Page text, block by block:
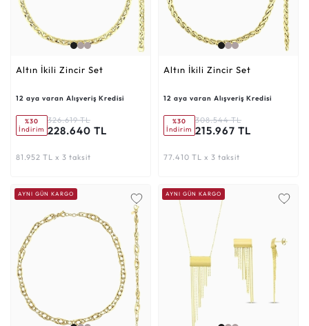
Altın İkili Zincir Set
12 aya varan Alışveriş Kredisi
%30
İndirim
326.619 TL
228.640 TL
81.952 TL x 3 taksit
Altın İkili Zincir Set
12 aya varan Alışveriş Kredisi
%30
İndirim
308.544 TL
215.967 TL
77.410 TL x 3 taksit
AYNI GÜN KARGO AYNI GÜN KARGO